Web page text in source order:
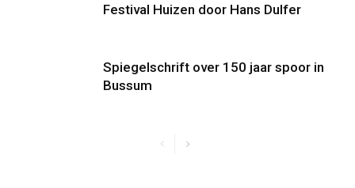
Festival Huizen door Hans Dulfer
Spiegelschrift over 150 jaar spoor in
Bussum